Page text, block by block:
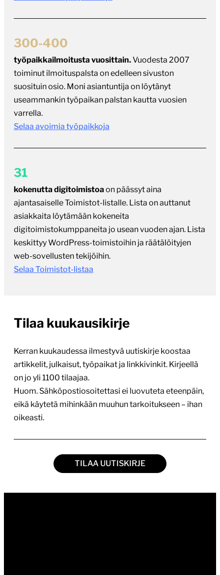
300-400
työpaikkailmoitusta vuosittain.Vuodesta 2007
toiminut ilmoituspalsta on edelleen sivuston
suosituin osio. Moni asiantuntija on löytänyt
useammankin työpaikan palstan kautta vuosien
varrella.
Selaa avoimia työpaikkoja
31
kokenutta digitoimistoaon päässyt aina
ajantasaiselle Toimistot-listalle. Lista on auttanut
asiakkaita löytämään kokeneita
digitoimistokumppaneita jo usean vuoden ajan. Lista
keskittyy WordPress-toimistoihin ja räätälöityjen
web-sovellusten tekijöihin.
Selaa Toimistot-listaa
Tilaa kuukausikirje
Kerran kuukaudessa ilmestyvä uutiskirje koostaa
artikkelit, julkaisut, työpaikat ja linkkivinkit. Kirjeellä
on jo yli 1100 tilaajaa.
Huom. Sähköpostiosoitettasi ei luovuteta eteenpäin,
eikä käytetä mihinkään muuhun tarkoitukseen – ihan
oikeasti.
TILAA UUTISKIRJE